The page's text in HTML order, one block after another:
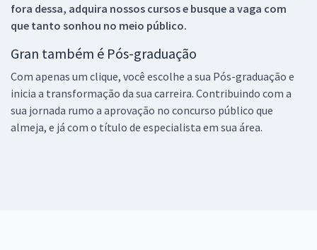
fora dessa, adquira nossos cursos e busque a vaga com
que tanto sonhou no meio público.
Gran também é Pós-graduação
Com apenas um clique, você escolhe a sua Pós-graduação e
inicia a transformação da sua carreira. Contribuindo com a
sua jornada rumo a aprovação no concurso público que
almeja, e já com o título de especialista em sua área.